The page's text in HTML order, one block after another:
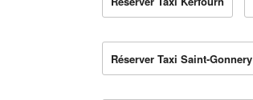
Réserver Taxi Saint-Gonnery